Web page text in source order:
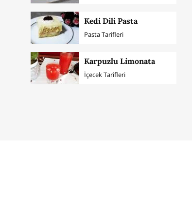
Kedi Dili Pasta
Pasta Tarifleri
Karpuzlu Limonata
İçecek Tarifleri